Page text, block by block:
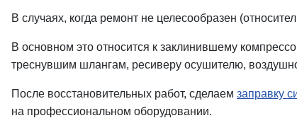
В случаях, когда ремонт не целесообразен
В основном это относится к заклинившему
треснувшим шлангам, ресиверу осушителю,
После восстановительных работ, сделаем заправку
на профессиональном оборудовании.